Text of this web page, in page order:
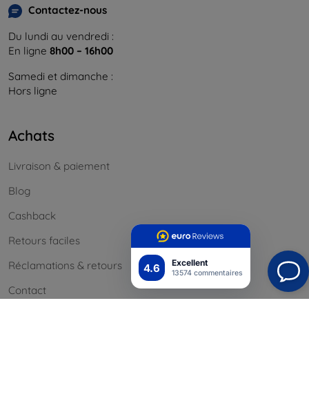
4.6 Excellent
13574 commentaires
Contactez-nous
Du lundi au vendredi :
En ligne 8h00 – 16h00
Samedi et dimanche :
Hors ligne
Achats
Livraison & paiement
Blog
Cashback
Retours faciles
Réclamations & retours
Contact